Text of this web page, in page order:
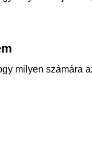
milyen számára